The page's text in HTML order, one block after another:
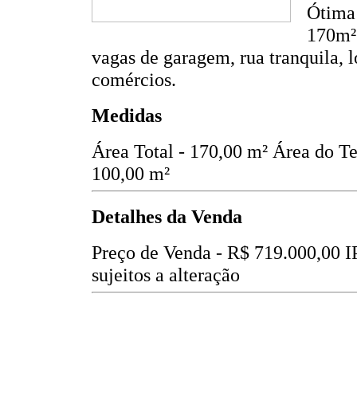
vagas de garagem, rua tranquila,
comércios.
Medidas
Área Total - 170,00 m² Área do
100,00 m²
Detalhes da Venda
Preço de Venda - R$ 719.000,00
sujeitos a alteração